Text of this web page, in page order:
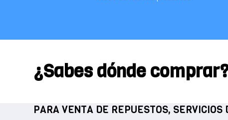
Sanduchera
¿Sabes dónde
PARA VENTA DE REPUESTOS,